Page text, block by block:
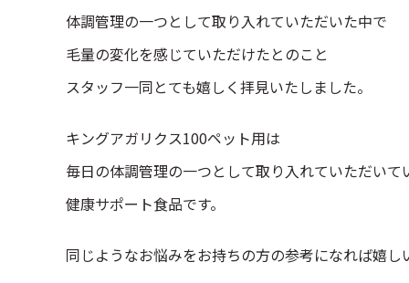
体調管理の一つとして取り入れていただいた中で
毛量の変化を感じていただけたとのこと
スタッフ一同とても嬉しく拝見いたしました。
キングアガリクス100ペット用は
毎日の体調管理の一つとして取り入れていただいて
健康サポート食品です。
同じようなお悩みをお持ちの方の参考になれば嬉し